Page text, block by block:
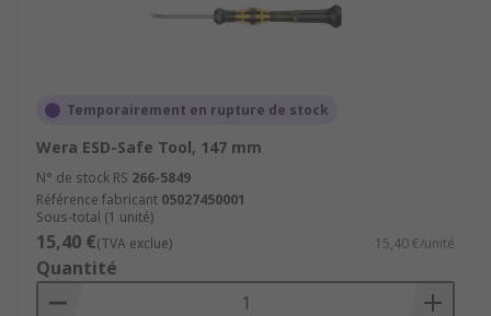
Temporairement en rupture de stock
Wera ESD-Safe Tool, 147 mm
N° de stock RS 266-5849
Référence fabricant 05027450001
Sous-total (1 unité)
15,40 €(TVA exclue) 15,40 €/unité
Quantité